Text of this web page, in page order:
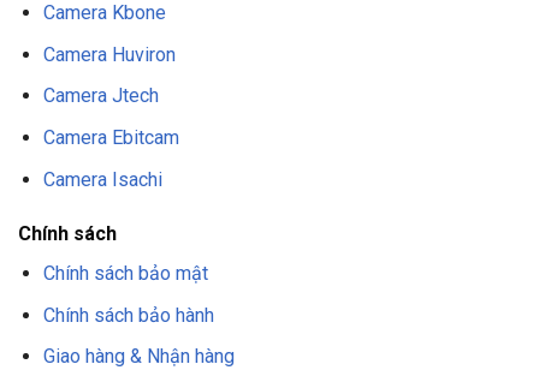
Camera Kbone
Camera Huviron
Camera Jtech
Camera Ebitcam
Camera Isachi
Chính sách
Chính sách bảo mật
Chính sách bảo hành
Giao hàng & Nhận hàng